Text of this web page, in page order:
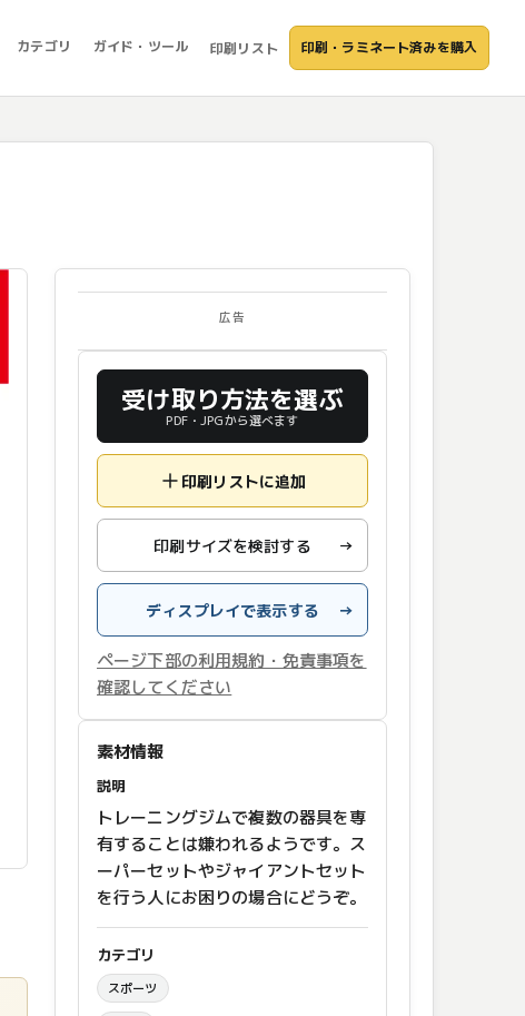
カテゴリ ガイド・ツール 印刷リスト 印刷・ラミネート済みを購入
広告
受け取り方法を選ぶ
PDF・JPGから選べます
印刷リストに追加
印刷サイズを検討する →
ディスプレイで表示する →
ページ下部の利用規約・免責事項を
確認してください
素材情報
説明
トレーニングジムで複数の器具を専
有することは嫌われるようです。ス
ーパーセットやジャイアントセット
を行う人にお困りの場合にどうぞ。
カテゴリ
スポーツ